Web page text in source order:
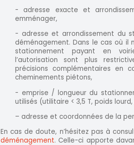
- adresse exacte et
emménager,
- adresse et arrondissement du
déménagement. Dans le cas où il
stationnement payant en
l’autorisation sont plus
précisions complémentaires en
cheminements piétons,
- emprise / longueur du
utilisés (utilitaire < 3,5 T, poids
– adresse et coordonnées de la
En cas de doute, n’hésitez pas à
déménagement. Celle-ci apporte